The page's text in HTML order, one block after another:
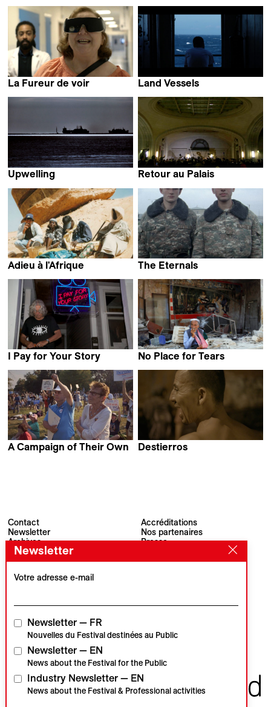
La Fureur de voir
Land Vessels
Upwelling
Pietro Pasquetti
Retour au Palais
Adieu à l'Afrique
The Eternals
I Pay for Your Story
No Place for Tears
A Campaign of Their Own
Destierros
Contact
Newsletter
Archives
Accréditations
Nos partenaires
Presse
Visions du Réel
CH–1260 Nyon
Partenaires institutionnels
Newsletter
Votre adresse e-mail
Newsletter — FR
Nouvelles du Festival destinées au Public
Newsletter — EN
News about the Festival for the Public
Industry Newsletter — EN
News about the Festival & Professional activities